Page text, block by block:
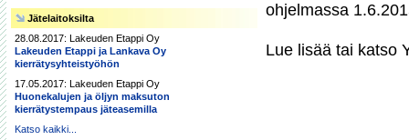
Jätelaitoksilta
28.08.2017: Lakeuden Etappi Oy
Lakeuden Etappi ja Lankava Oy
kierrätysyhteistyöhön
17.05.2017: Lakeuden Etappi Oy
Huonekalujen ja öljyn maksuton
kierrätystempaus jäteasemilla
Katso kaikki...
ohjelmassa
Lue lisää tai katso